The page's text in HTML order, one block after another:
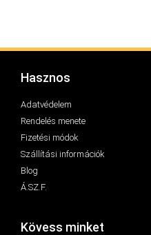
Hasznos
Adatvédelem
Rendelés menete
Fizetési módok
Szállítási információk
Blog
Á.SZ.F.
Kövess minket